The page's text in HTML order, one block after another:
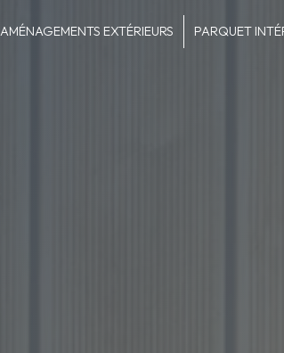
AMÉNAGEMENTS EXTÉRIEURS PARQUET